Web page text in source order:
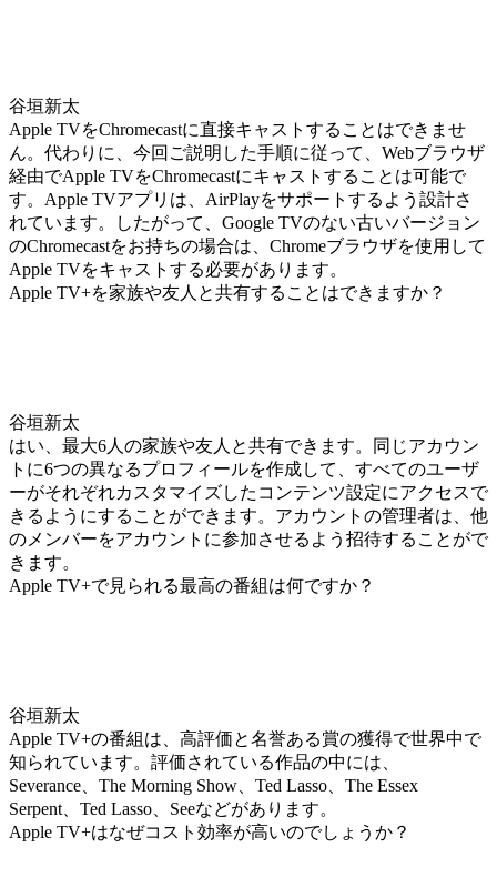
谷垣新太
Apple TVをChromecastに直接キャストすることはできませ
ん。代わりに、今回ご説明した手順に従って、Webブラウザ
経由でApple TVをChromecastにキャストすることは可能で
す。Apple TVアプリは、AirPlayをサポートするよう設計さ
れています。したがって、Google TVのない古いバージョン
のChromecastをお持ちの場合は、Chromeブラウザを使用して
Apple TVをキャストする必要があります。
Apple TV+を家族や友人と共有することはできますか？
谷垣新太
はい、最大6人の家族や友人と共有できます。同じアカウン
トに6つの異なるプロフィールを作成して、すべてのユーザ
ーがそれぞれカスタマイズしたコンテンツ設定にアクセスで
きるようにすることができます。アカウントの管理者は、他
のメンバーをアカウントに参加させるよう招待することがで
きます。
Apple TV+で見られる最高の番組は何ですか？
谷垣新太
Apple TV+の番組は、高評価と名誉ある賞の獲得で世界中で
知られています。評価されている作品の中には、
Severance、The Morning Show、Ted Lasso、The Essex
Serpent、Ted Lasso、Seeなどがあります。
Apple TV+はなぜコスト効率が高いのでしょうか？